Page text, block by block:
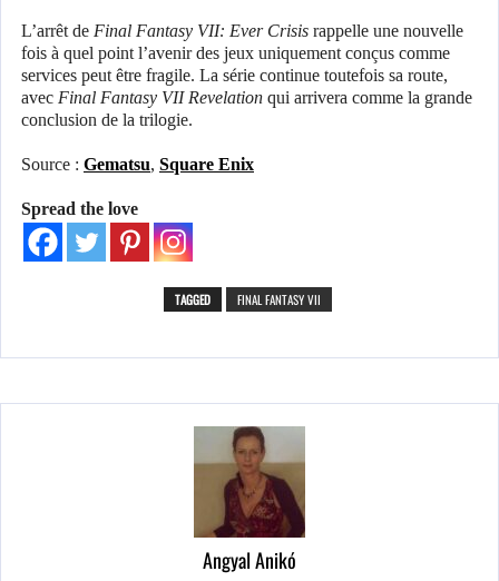
L’arrêt de Final Fantasy VII: Ever Crisis rappelle une nouvelle
fois à quel point l’avenir des jeux uniquement conçus comme
services peut être fragile. La série continue toutefois sa route,
avec Final Fantasy VII Revelation qui arrivera comme la grande
conclusion de la trilogie.
Source : Gematsu, Square Enix
Spread the love
TAGGED FINAL FANTASY VII
Angyal Anikó